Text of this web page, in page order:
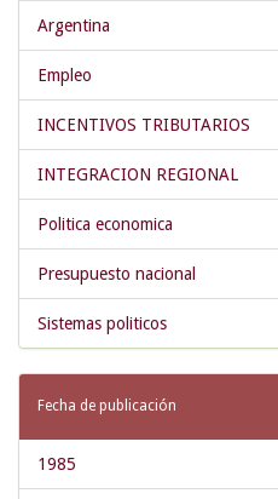
Argentina
Empleo
INCENTIVOS TRIBUTARIOS
INTEGRACION REGIONAL
Politica economica
Presupuesto nacional
Sistemas politicos
Fecha de publicación
1985